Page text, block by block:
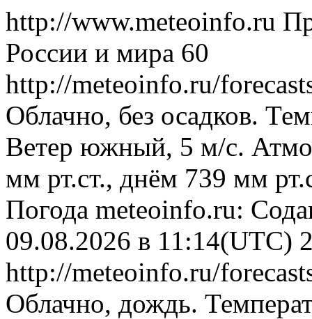
http://www.meteoinfo.ru
России и мира 60
http://meteoinfo.ru/
Облачно, без осадков.
Ветер южный, 5 м/с.
мм рт.ст., днём 739 мм
Погода meteoinfo.ru:
09.08.2026 в 11:14(UTC)
http://meteoinfo.ru/
Облачно, дождь.